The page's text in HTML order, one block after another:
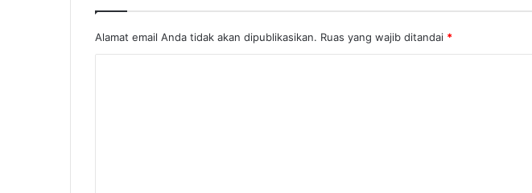
i
a
Alamat email Anda tidak akan dipublikasikan. Ruas yang wajib ditandai *